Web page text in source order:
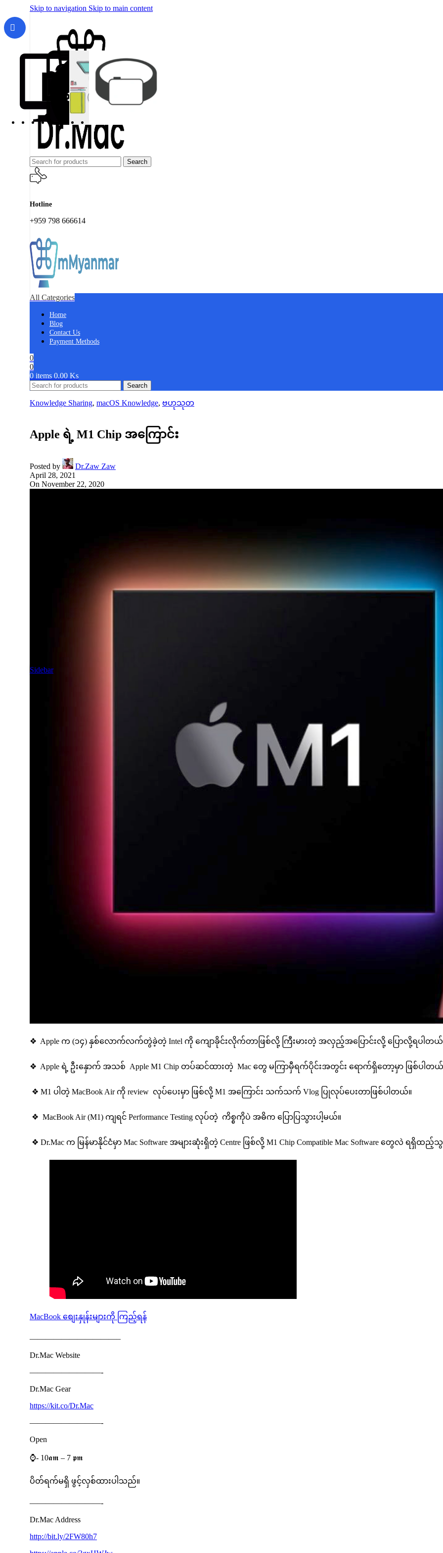
Skip to navigation Skip to main content
Search
Hotline
+959 798 666614
All Categories
Home
Blog
Contact Us
Payment Methods
0
0
0 items 0.00 Ks
Search
Knowledge Sharing, macOS Knowledge, ဗဟုသုတ
Apple ရဲ့ M1 Chip အကြောင်း
Posted by
Dr.Zaw Zaw
April 28, 2021
On November 22, 2020
❖ Apple က (၁၄) နှစ်လောက်လက်တွဲခဲ့တဲ့ Intel ကို ကျောခိုင်းလိုက်တာဖြစ်လို့ ကြီးမားတဲ့ အလှည့်အပြောင်းလို့ ပြောလို့ရပါတယ်
❖ Apple ရဲ့ ဦးနှောက် အသစ် Apple M1 Chip တပ်ဆင်ထားတဲ့ Mac တွေ မကြာမှီရက်ပိုင်းအတွင်း ရောက်ရှိတော့မှာ ဖြစ်ပါတယ်
❖ M1 ပါတဲ့ MacBook Air ကို review လုပ်ပေးမှာ ဖြစ်လို့ M1 အကြောင်း သက်သက် Vlog ပြုလုပ်ပေးတာဖြစ်ပါတယ်။
❖ MacBook Air (M1) ကျရင် Performance Testing လုပ်တဲ့ ကိစ္စကိုပဲ အဓိက ပြောပြသွားပါ့မယ်။
❖ Dr.Mac က မြန်မာနိုင်ငံမှာ Mac Software အများဆုံးရှိတဲ့ Centre ဖြစ်လို့ M1 Chip Compatible Mac Software တွေလဲ ရရှိထည့်
MacBook စျေးနှုန်းများကို ကြည့်ရန်
———————————–
Dr.Mac Website
—————————-
Dr.Mac Gear
https://kit.co/Dr.Mac
—————————-
Open
⌚️- 10𝖆𝖒 – 7 𝖕𝖒
ပိတ်ရက်မရှိ ဖွင့်လှစ်ထားပါသည်။
—————————-
Dr.Mac Address
http://bit.ly/2FW80h7
Sidebar